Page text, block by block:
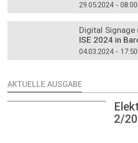
29.05.2024 -
Digital Signage
ISE 2024 in
04.03.2024 -
AKTUELLE AUSGABE
2/